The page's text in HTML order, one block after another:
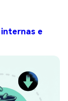
internas e